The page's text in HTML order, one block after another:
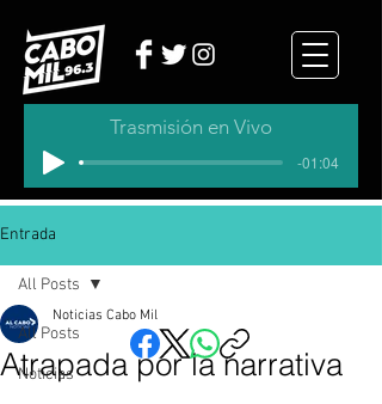
Trasmisión en Vivo
-01:04
Entrada
All Posts
Noticias
All Posts
Atrapada por la narrativa
Noticias Cabo Mil